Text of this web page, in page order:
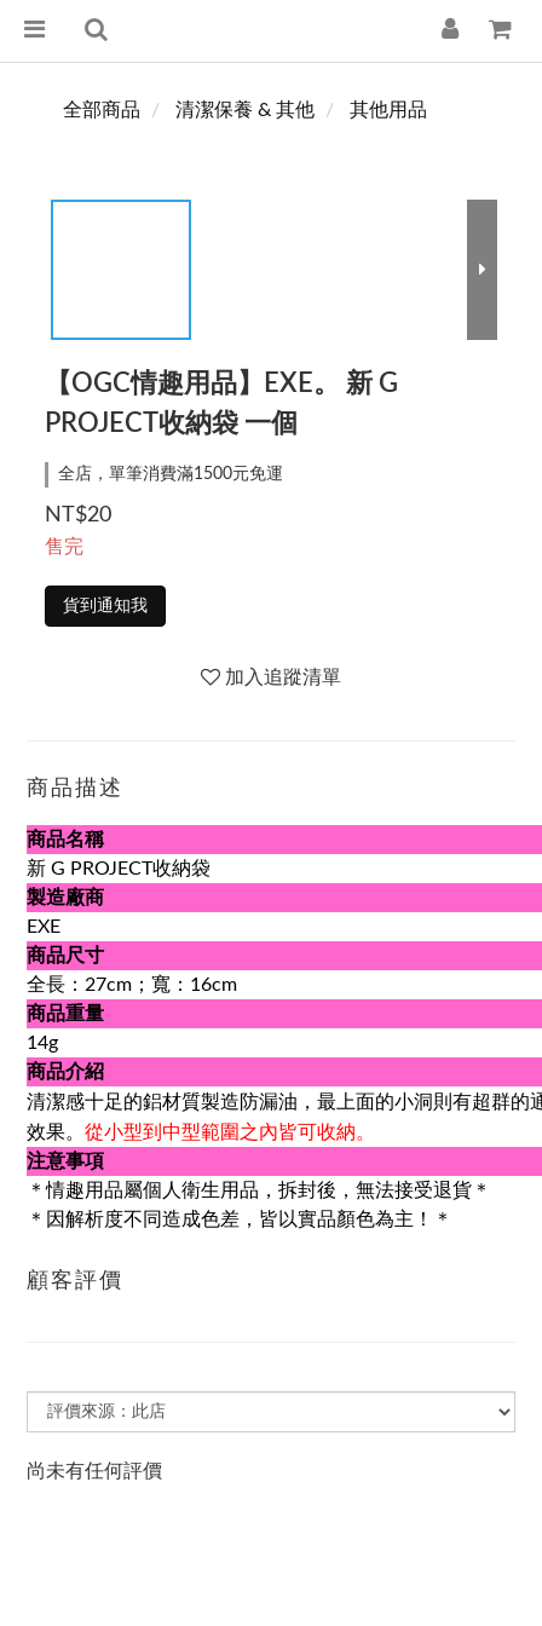
全部商品 清潔保養 & 其他 其他用品
【OGC情趣用品】EXE。 新 G
PROJECT收納袋 一個
全店，單筆消費滿1500元免運
NT$20
售完
貨到通知我
加入追蹤清單
商品描述
商品名稱
新 G PROJECT收納袋
製造廠商
EXE
商品尺寸
全長：27cm；寬：16cm
商品重量
14g
商品介紹
清潔感十足的鋁材質製造防漏油，最上面的小洞則有超群的
效果。 從小型到中型範圍之內皆可收納。
注意事項
＊情趣用品屬個人衛生用品，拆封後，無法接受退貨＊
＊因解析度不同造成色差，皆以實品顏色為主！＊
顧客評價
尚未有任何評價